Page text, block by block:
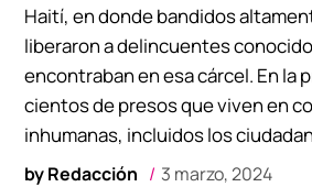
byRedacción 3 marzo, 2024
Haití, en donde bandidos
liberaron a delincuentes
encontraban en esa cárcel. En la
cientos de presos que viven en
inhumanas, incluidos los